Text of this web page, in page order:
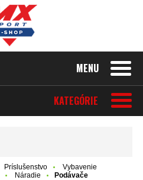
MENU
KATEGÓRIE
Príslušenstvo
Vybavenie
Náradie Podávače